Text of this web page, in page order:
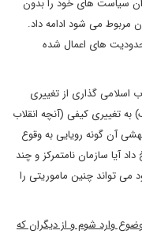
سیاست های خود را بدون
مربوط می شود ادامه داد.
های اعمال شده
اسلامی گذاری از تغییری
تغییری کیفی (آنچه انقلاب
آن گونه رویایی به وقوع
آیا سازمان نامتمرکز و چند
می تواند چنین ماموریتی را
وارد شوم و از دیگران که